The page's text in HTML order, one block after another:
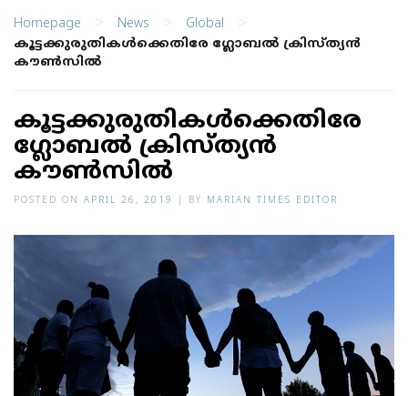
Homepage > News > Global >
കൂട്ടക്കുരുതികൾക്കെതിരേ ഗ്ലോബൽ ക്രിസ്ത്യൻ
കൗൺസിൽ
കൂട്ടക്കുരുതികൾക്കെതിരേ
ഗ്ലോബൽ ക്രിസ്ത്യൻ
കൗൺസിൽ
POSTED ON APRIL 26, 2019 BY MARIAN TIMES EDITOR